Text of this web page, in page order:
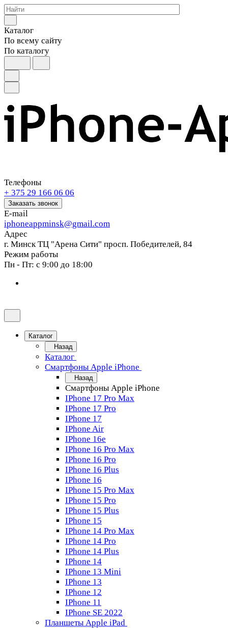
Каталог
По всему сайту
По каталогу
Телефоны
+ 375 29 166 06 06
Заказать звонок
E-mail
iphoneappminsk@gmail.com
Адрес
г. Минск ТЦ "Арена Сити" просп. Победителей, 84
Режим работы
Пн - Пт: с 9:00 до 18:00
Каталог
Назад
Каталог
Смартфоны Apple iPhone
Назад
Смартфоны Apple iPhone
IPhone 17 Pro Max
IPhone 17 Pro
IPhone 17
IPhone Air
IPhone 16e
IPhone 16 Pro Max
IPhone 16 Pro
IPhone 16 Plus
IPhone 16
IPhone 15 Pro Max
IPhone 15 Pro
IPhone 15 Plus
IPhone 15
IPhone 14 Pro Max
IPhone 14 Pro
IPhone 14 Plus
IPhone 14
IPhone 13 Mini
IPhone 13
IPhone 12
IPhone 11
IPhone SE 2022
Планшеты Apple iPad